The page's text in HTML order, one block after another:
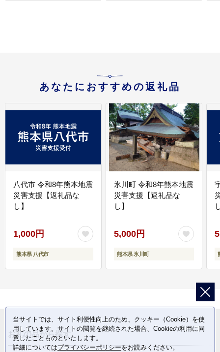
あなたにおすすめの返礼品
八代市 令和8年熊本地震
災害支援【返礼品な
し】
1,000円
熊本県 八代市
氷川町 令和8年熊本地震
災害支援【返礼品な
し】
5,000円
熊本県 氷川町
お礼の品から探す
当サイトでは、サイト利便性向上のため、クッキー（Cookie）を使
用しています。サイトの閲覧を継続された場合、Cookieの利用に同
意したことものといたします。
詳細についてはプライバシーポリシーをお読みください。